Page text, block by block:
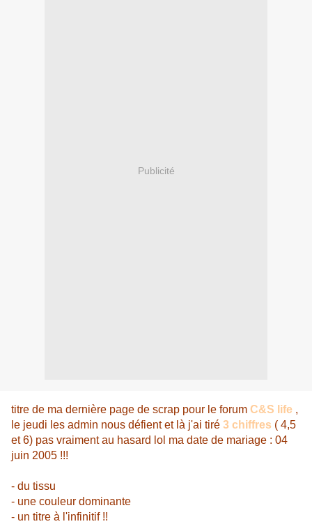
Publicité
titre de ma dernière page de scrap pour le forum C&S life ,
le jeudi les admin nous défient et là j'ai tiré 3 chiffres ( 4,5
et 6) pas vraiment au hasard lol ma date de mariage : 04
juin 2005 !!!
- du tissu
- une couleur dominante
- un titre à l'infinitif !!